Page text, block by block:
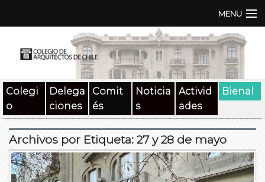
MENU
Documentos
SAT
Beneficios
Colegi
o
Delega
ciones
Comit
és
Noticia
s
Activid
ades
Bienal
Archivos por Etiqueta: 27 y 28 de mayo